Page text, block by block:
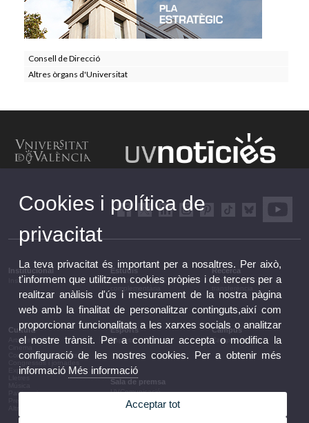
Consell de Direcció
Altres òrgans d'Universitat
Institucional
Institucional
Estudis
Estudis i formació
Recerca
Recerca, innovació i
Cultura
Arts escèniques
Conferències i debats
Congressos i jornades
Exposicions
Patrimoni
Esports
Esports
Campus
Campus
Sala de premsa
UVComunicació
Notes de premsa
Agenda de govern
Cookies i política de
privacitat
La teva privacitat és important per a nosaltres. Per això,
t'informem que utilitzem cookies pròpies i de tercers per a
realitzar anàlisis d'ús i mesurament de la nostra pàgina
web amb la finalitat de personalitzar continguts,així com
proporcionar funcionalitats a les xarxes socials o analitzar
el nostre trànsit. Per a continuar accepta o modifica la
configuració de les nostres cookies. Per a obtenir més
informació Més informació
Acceptar tot